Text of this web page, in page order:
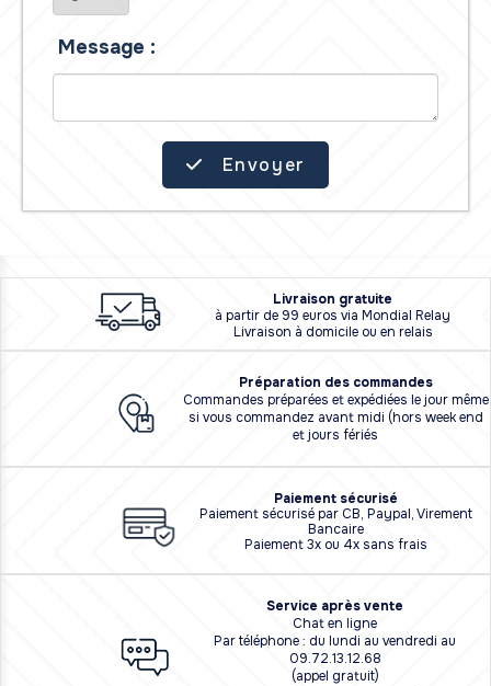
Message :
Envoyer
Livraison gratuite
à partir de 99 euros via Mondial Relay
Livraison à domicile ou en relais
Préparation des commandes
Commandes préparées et expédiées le jour même
si vous commandez avant midi (hors week end
et jours fériés
Paiement sécurisé
Paiement sécurisé par CB, Paypal, Virement
Bancaire
Paiement 3x ou 4x sans frais
Service après vente
Chat en ligne
Par téléphone : du lundi au vendredi au
09.72.13.12.68
(appel gratuit)